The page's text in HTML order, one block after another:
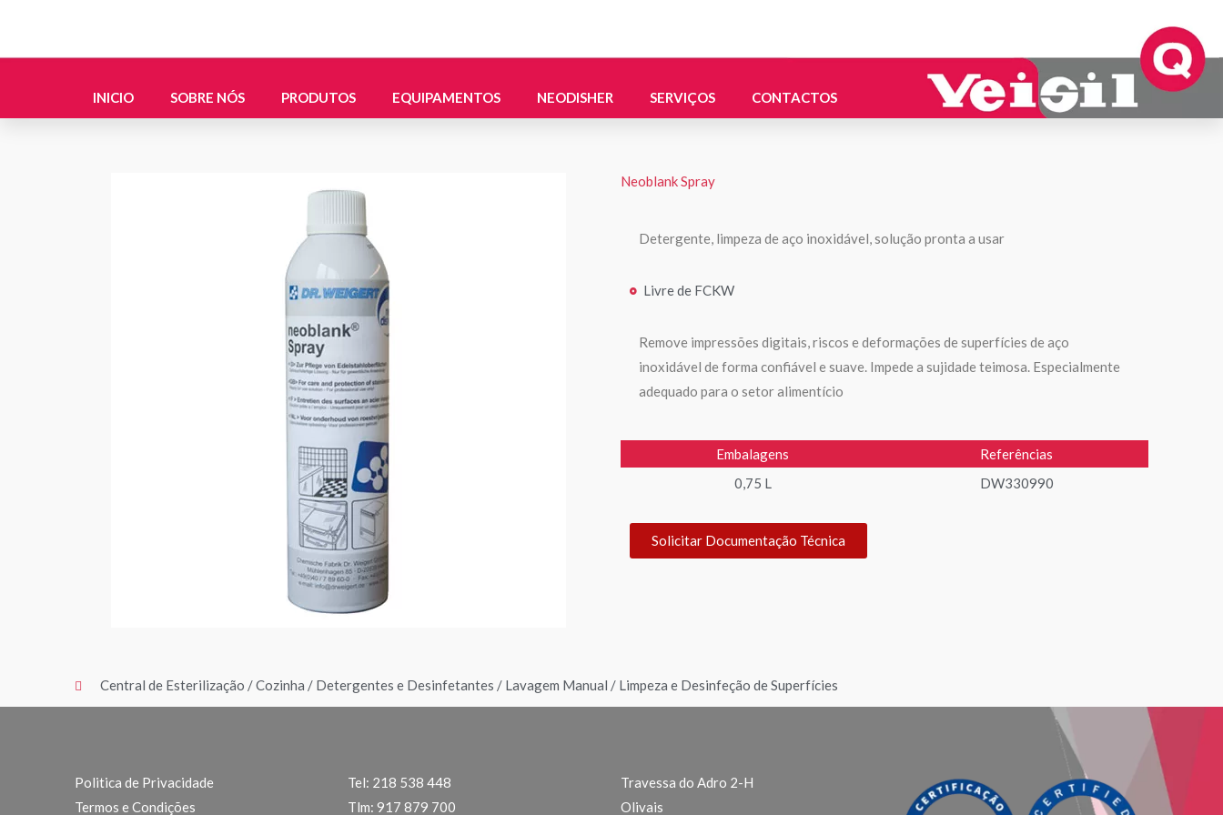
content
INICIO SOBRE NÓS PRODUTOS EQUIPAMENTOS NEODISHER SERVIÇOS CONTACTOS
Neoblank Spray
Detergente, limpeza de aço inoxidável, solução pronta a usar
Livre de FCKW
Remove impressões digitais, riscos e deformações de superfícies de aço
inoxidável de forma confiável e suave. Impede a sujidade teimosa. Especialmente
adequado para o setor alimentício
Embalagens
0,75 L
Referências
DW330990
Solicitar Documentação Técnica
Central de Esterilização /Cozinha / Detergentes e Desinfetantes / Lavagem Manual / Limpeza e Desinfeção de Superfícies
Politica de Privacidade
Termos e Condições
Tel: 218 538 448
Tlm: 917 879 700
Travessa do Adro 2-H
Olivais